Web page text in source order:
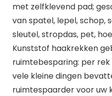
met zelfklevend pad;
van spatel, lepel, schop,
sleutel, stropdas, pet,
Kunststof haakrekken
ruimtebesparing: per
vele kleine dingen
ruimtespaarder voor uw